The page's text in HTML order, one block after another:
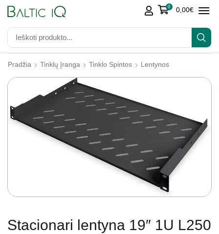
0 0,00€
Pradžia Tinklų Įranga Tinklo Spintos Lentynos
Stacionari lentyna 19″ 1U L250